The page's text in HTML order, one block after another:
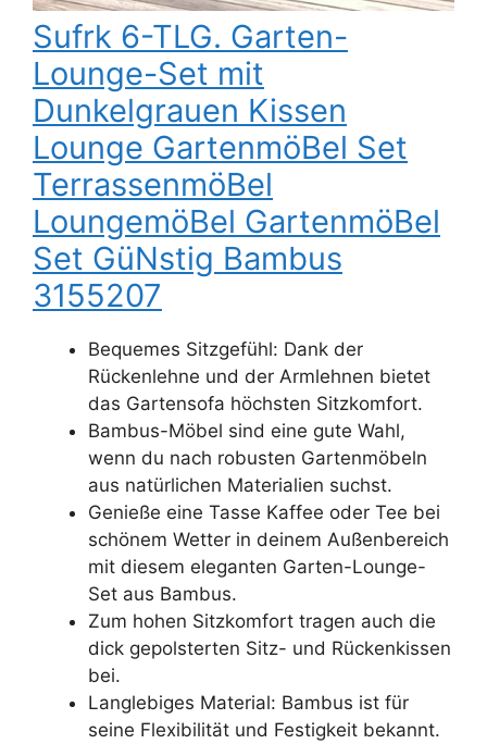
Sufrk 6-TLG. Garten-
Lounge-Set mit
Dunkelgrauen Kissen
Lounge GartenmöBel Set
TerrassenmöBel
LoungemöBel GartenmöBel
Set GüNstig Bambus
3155207
Bequemes Sitzgefühl: Dank der
Rückenlehne und der Armlehnen bietet
das Gartensofa höchsten Sitzkomfort.
Bambus-Möbel sind eine gute Wahl,
wenn du nach robusten Gartenmöbeln
aus natürlichen Materialien suchst.
Genieße eine Tasse Kaffee oder Tee bei
schönem Wetter in deinem Außenbereich
mit diesem eleganten Garten-Lounge-
Set aus Bambus.
Zum hohen Sitzkomfort tragen auch die
dick gepolsterten Sitz- und Rückenkissen
bei.
Langlebiges Material: Bambus ist für
seine Flexibilität und Festigkeit bekannt.